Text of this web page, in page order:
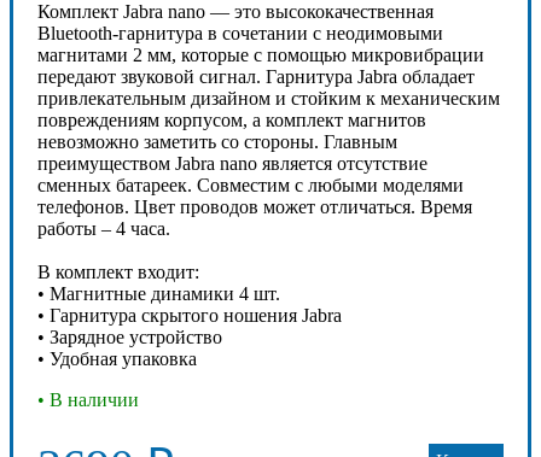
Комплект Jabra nano — это высококачественная
Bluetooth-гарнитура в сочетании с неодимовыми
магнитами 2 мм, которые с помощью микровибрации
передают звуковой сигнал. Гарнитура Jabra обладает
привлекательным дизайном и стойким к механическим
повреждениям корпусом, а комплект магнитов
невозможно заметить со стороны. Главным
преимуществом Jabra nano является отсутствие
сменных батареек. Совместим с любыми моделями
телефонов. Цвет проводов может отличаться. Время
работы – 4 часа.
В комплект входит:
• Магнитные динамики 4 шт.
• Гарнитура скрытого ношения Jabra
• Зарядное устройство
• Удобная упаковка
• В наличии